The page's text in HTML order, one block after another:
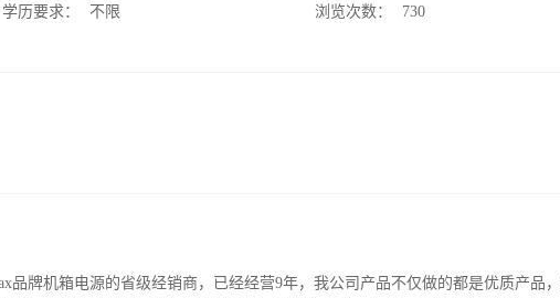
学历要求：
不限
浏览次数：
730
品牌机箱电源的省级经销商，已经经营9年，我公司产品不仅做的都是优质产品